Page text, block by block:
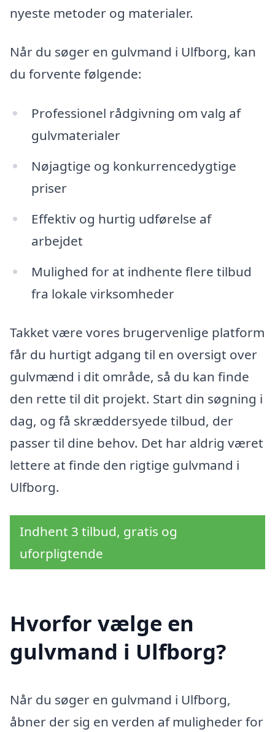
nyeste metoder og materialer.
Når du søger en gulvmand i Ulfborg, kan
du forvente følgende:
Professionel rådgivning om valg af
gulvmaterialer
Nøjagtige og konkurrencedygtige
priser
Effektiv og hurtig udførelse af
arbejdet
Mulighed for at indhente flere tilbud
fra lokale virksomheder
Takket være vores brugervenlige platform
får du hurtigt adgang til en oversigt over
gulvmænd i dit område, så du kan finde
den rette til dit projekt. Start din søgning i
dag, og få skræddersyede tilbud, der
passer til dine behov. Det har aldrig været
lettere at finde den rigtige gulvmand i
Ulfborg.
Indhent 3 tilbud, gratis og
uforpligtende
Hvorfor vælge en
gulvmand i Ulfborg?
Når du søger en gulvmand i Ulfborg,
åbner der sig en verden af muligheder for